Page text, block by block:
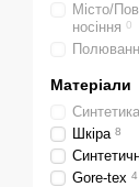
Місто/
носіння 0
Матеріали
Синтетика
Шкіра 8
Gore-tex 4